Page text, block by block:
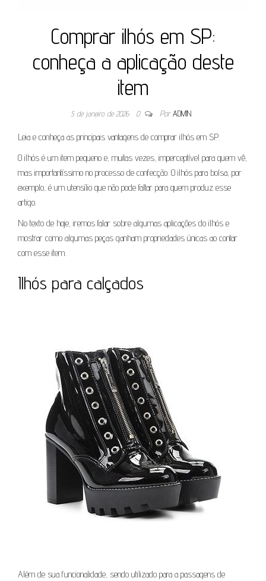
Comprar ilhós em SP:
conheça a aplicação deste
item
5 de janeiro de 2026 0 Por ADMIN
Leia e conheça as principais vantagens de comprar ilhós em SP.
O ilhós é um item pequeno e, muitas vezes, imperceptível para quem vê,
mas importantíssimo no processo de confecção. O ilhós para bolsa, por
exemplo, é um utensílio que não pode faltar para quem produz esse
artigo.
No texto de hoje, iremos falar sobre algumas aplicações do ilhós e
mostrar como algumas peças ganham propriedades únicas ao contar
com esse item.
Ilhós para calçados
Além de sua funcionalidade, sendo utilizado para a passagens de